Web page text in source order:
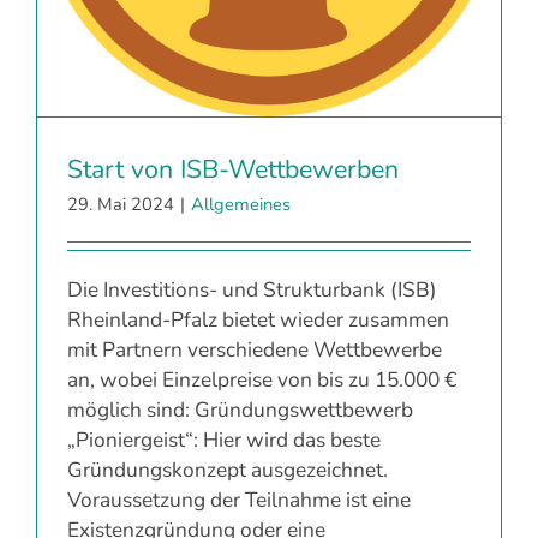
Start von ISB-Wettbewerben
29. Mai 2024 | Allgemeines
Die Investitions- und Strukturbank (ISB)
Rheinland-Pfalz bietet wieder zusammen
mit Partnern verschiedene Wettbewerbe
an, wobei Einzelpreise von bis zu 15.000 €
möglich sind: Gründungswettbewerb
„Pioniergeist“: Hier wird das beste
Gründungskonzept ausgezeichnet.
Voraussetzung der Teilnahme ist eine
Existenzgründung oder eine